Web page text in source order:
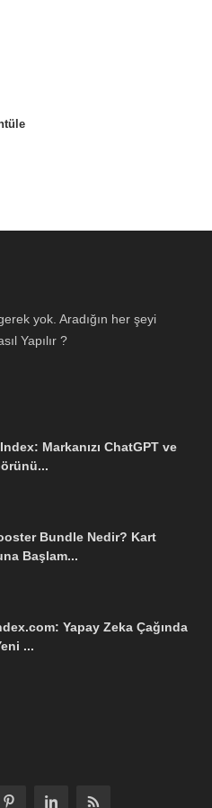
yok. Aradığın her şeyi
Yapılır ?
Markanızı ChatGPT ve
Bundle Nedir? Kart
Başlam...
Yapay Zeka Çağında
...